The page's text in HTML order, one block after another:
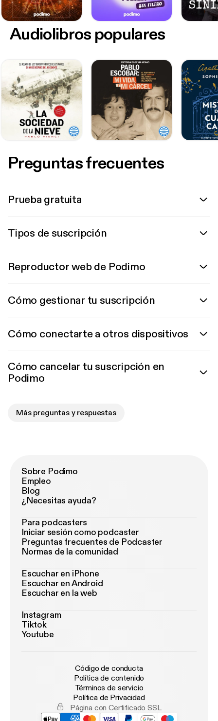
Audiolibros populares
Preguntas frecuentes
Prueba gratuita
Tipos de suscripción
Reproductor web de Podimo
Cómo gestionar tu suscripción
Cómo conectarte a otros dispositivos
Cómo cancelar tu suscripción en
Podimo
Más preguntas y respuestas
Sobre Podimo
Empleo
Blog
¿Necesitas ayuda?
Para podcasters
Iniciar sesión como podcaster
Preguntas frecuentes de Podcaster
Normas de la comunidad
Escuchar en iPhone
Escuchar en Android
Escuchar en la web
Instagram
Tiktok
Youtube
Código de conducta
Política de contenido
Términos de servicio
Política de Privacidad
Página con Certificado SSL